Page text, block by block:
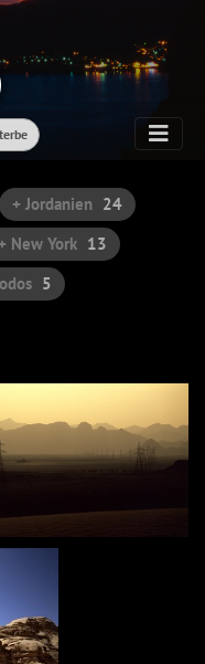
+ Jordanien 24
+ New York 13
5